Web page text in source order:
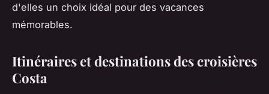
d'elles un choix idéal pour des vacances
mémorables.
Itinéraires et destinations des croisières
Costa